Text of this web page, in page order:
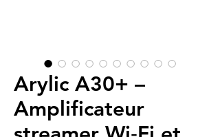
Arylic A30+ –
Amplificateur